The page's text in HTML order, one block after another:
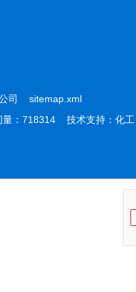
公司 sitemap.xml
：718314 技术支持： 化工